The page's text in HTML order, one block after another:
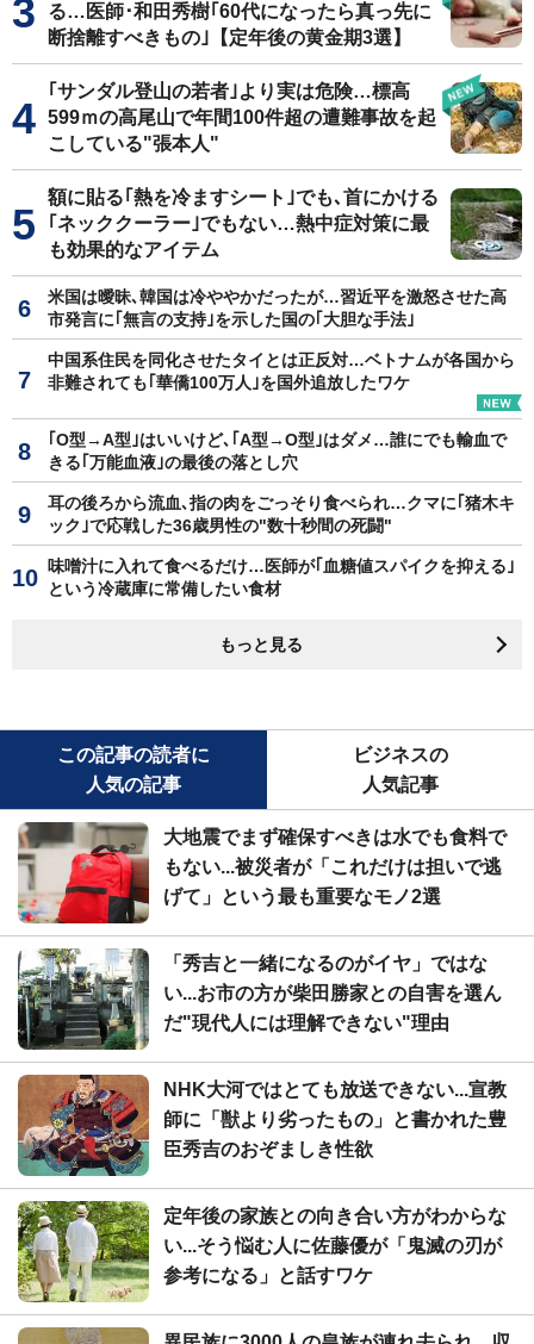
る…医師･和田秀樹｢60代になったら真っ先に
断捨離すべきもの｣【定年後の黄金期3選】
｢サンダル登山の若者｣より実は危険…標高
599ｍの高尾山で年間100件超の遭難事故を起
こしている"張本人"
額に貼る｢熱を冷ますシート｣でも､首にかける
｢ネッククーラー｣でもない…熱中症対策に最
も効果的なアイテム
米国は曖昧､韓国は冷ややかだったが…習近平を激怒させた高
市発言に｢無言の支持｣を示した国の｢大胆な手法｣
中国系住民を同化させたタイとは正反対…ベトナムが各国から
非難されても｢華僑100万人｣を国外追放したワケ
｢O型→A型｣はいいけど､｢A型→O型｣はダメ…誰にでも輸血で
きる｢万能血液｣の最後の落とし穴
耳の後ろから流血､指の肉をごっそり食べられ…クマに｢猪木キ
ック｣で応戦した36歳男性の"数十秒間の死闘"
味噌汁に入れて食べるだけ…医師が｢血糖値スパイクを抑える｣
という冷蔵庫に常備したい食材
もっと見る
この記事の読者に
人気の記事
ビジネスの
人気記事
大地震でまず確保すべきは水でも食料で
もない...被災者が「これだけは担いで逃
げて」という最も重要なモノ2選
「秀吉と一緒になるのがイヤ」ではな
い...お市の方が柴田勝家との自害を選ん
だ"現代人には理解できない"理由
NHK大河ではとても放送できない...宣教
師に「獣より劣ったもの」と書かれた豊
臣秀吉のおぞましき性欲
定年後の家族との向き合い方がわからな
い...そう悩む人に佐藤優が「鬼滅の刃が
参考になる」と話すワケ